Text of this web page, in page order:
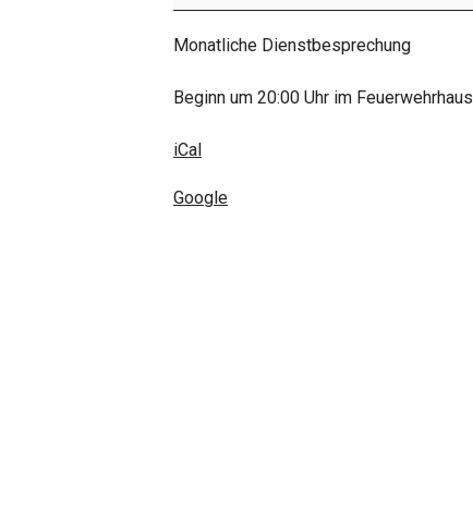
Monatliche Dienstbesprechung
Beginn um 20:00 Uhr im Feuerwehrhaus
iCal
Google